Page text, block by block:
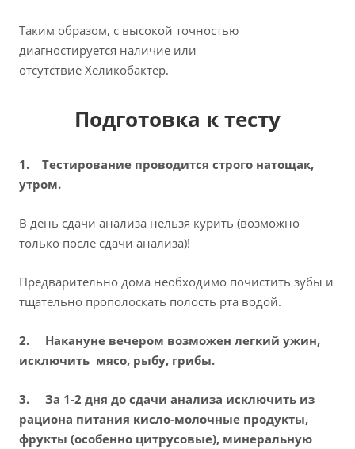
Таким образом, с высокой точностью
диагностируется наличие или
отсутствие Хеликобактер.
Подготовка к тесту
1. Тестирование проводится строго натощак,
утром.
В день сдачи анализа нельзя курить (возможно
только после сдачи анализа)!
Предварительно дома необходимо почистить зубы и
тщательно прополоскать полость рта водой.
2. Накануне вечером возможен легкий ужин,
исключить мясо, рыбу, грибы.
3. За 1-2 дня до сдачи анализа исключить из
рациона питания кисло-молочные продукты,
фрукты (особенно цитрусовые), минеральную